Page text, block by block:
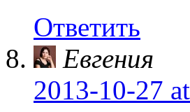
Ответить
Евгения
2013-10-27